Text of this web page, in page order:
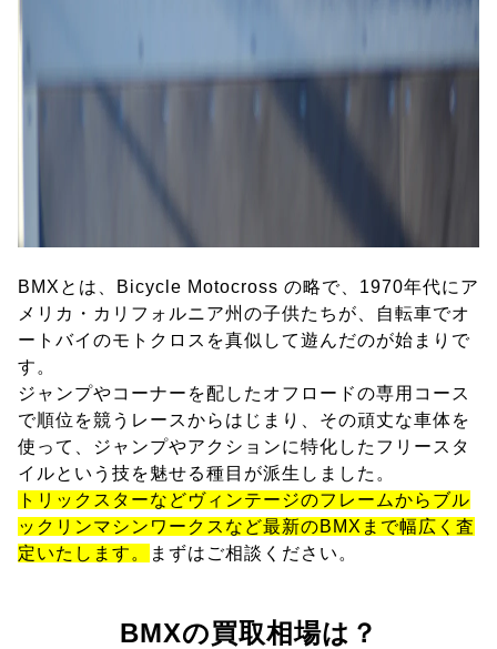
BMXとは、Bicycle Motocross の略で、1970年代にア
メリカ・カリフォルニア州の子供たちが、自転車でオ
ートバイのモトクロスを真似して遊んだのが始まりで
す。
ジャンプやコーナーを配したオフロードの専用コース
で順位を競うレースからはじまり、その頑丈な車体を
使って、ジャンプやアクションに特化したフリースタ
イルという技を魅せる種目が派生しました。
トリックスターなどヴィンテージのフレームからブル
ックリンマシンワークスなど最新のBMXまで幅広く査
定いたします。
まずはご相談ください。
BMXの買取相場は？